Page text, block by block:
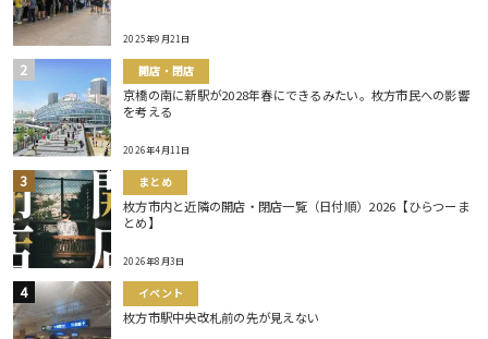
2025年9月21日
開店・閉店
京橋の南に新駅が2028年春にできるみたい。枚方市民への影響
を考える
2026年4月11日
まとめ
枚方市内と近隣の開店・閉店一覧（日付順）2026【ひらつーま
とめ】
2026年8月3日
イベント
枚方市駅中央改札前の先が見えない